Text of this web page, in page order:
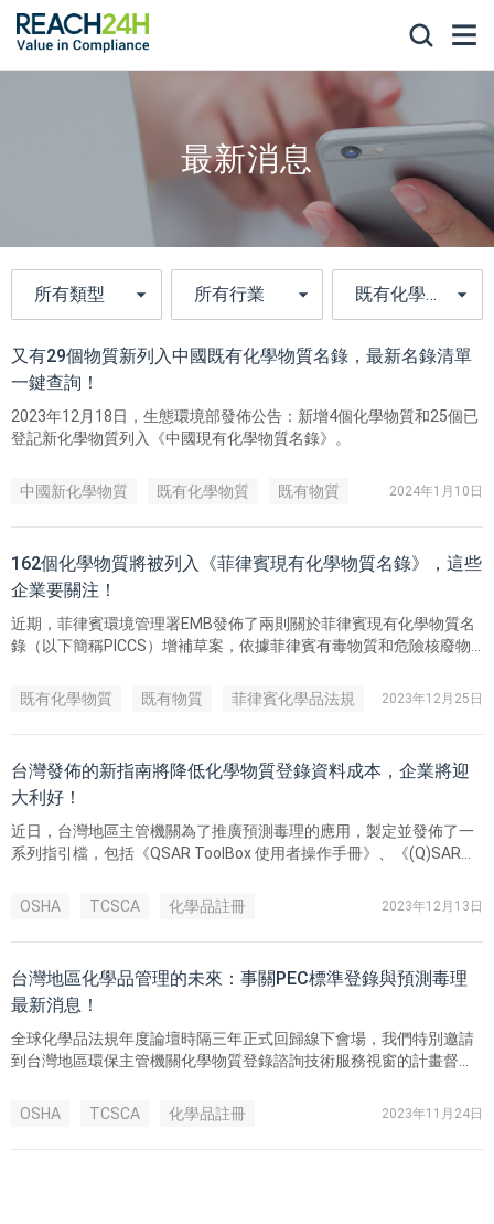
最新消息
又有29個物質新列入中國既有化學物質名錄，最新名錄清單
一鍵查詢！
2023年12月18日，生態環境部發佈公告：新增4個化學物質和25個已
登記新化學物質列入《中國現有化學物質名錄》。
中國新化學物質 既有化學物質 既有物質 2024年1月10日
162個化學物質將被列入《菲律賓現有化學物質名錄》，這些
企業要關注！
近期，菲律賓環境管理署EMB發佈了兩則關於菲律賓現有化學物質名
錄（以下簡稱PICCS）增補草案，依據菲律賓有毒物質和危險核廢物
函的相關規定：
既有化學物質 既有物質 菲律賓化學品法規 2023年12月25日
台灣發佈的新指南將降低化學物質登錄資料成本，企業將迎
大利好！
近日，台灣地區主管機關為了推廣預測毒理的應用，製定並發佈了一
系列指引檔，包括《QSAR ToolBox 使用者操作手冊》、《(Q)SAR模
構》。（*上述指南文件均可在登錄平臺下載全文）
OSHA TCSCA 化學品註冊 2023年12月13日
台灣地區化學品管理的未來：事關PEC標準登錄與預測毒理
最新消息！
全球化學品法規年度論壇時隔三年正式回歸線下會場，我們特別邀請
到台灣地區環保主管機關化學物質登錄諮詢技術服務視窗的計畫督
議倪雅惠女士給大家帶來了2個重要資訊以及1條緊急呼籲，並根據其
多年工作經驗，為我們提供了既有化學物質標準登錄的一些乾貨建
議。相關企業一起跟隨瑞歐來看看吧！
OSHA TCSCA 化學品註冊 2023年11月24日